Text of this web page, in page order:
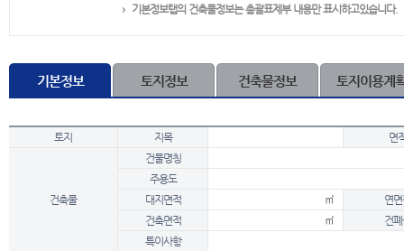
기본정보탭의 건축물정보는 총괄표제부 내용만 표시하고있습니다.
기본정보 토지정보 건축물정보 토지이용계
토지 지목 면
건축물
건물명칭
주용도
대지면적
㎡
연
건축면적
㎡
건
특이사항